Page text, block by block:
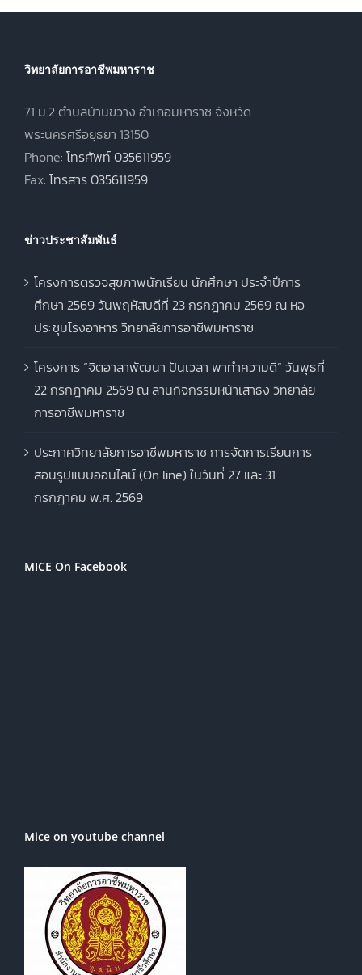
ฤดูร้อน ประจำปี
วิทยาลัยการอาชีพมหาราช
71 ม.2 ตำบลบ้านขวาง อำเภอมหาราช จังหวัด
พระนครศรีอยุธยา 13150
Phone: โทรศัพท์ 035611959
Fax: โทรสาร 035611959
ข่าวประชาสัมพันธ์
โครงการตรวจสุขภาพนักเรียน นักศึกษา ประจำปีการ
ศึกษา 2569 วันพฤหัสบดีที่ 23 กรกฎาคม 2569 ณ หอ
ประชุมโรงอาหาร วิทยาลัยการอาชีพมหาราช
โครงการ “จิตอาสาพัฒนา ปันเวลา พาทำความดี” วันพุธที่
22 กรกฎาคม 2569 ณ ลานกิจกรรมหน้าเสาธง วิทยาลัย
การอาชีพมหาราช
ประกาศวิทยาลัยการอาชีพมหาราช การจัดการเรียนการ
สอนรูปแบบออนไลน์ (On line) ในวันที่ 27 และ 31
กรกฎาคม พ.ศ. 2569
MICE On Facebook
Mice on youtube channel